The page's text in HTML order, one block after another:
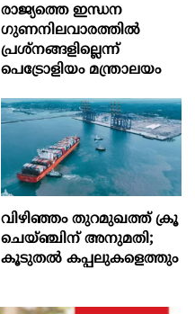
രാജ്യത്തെ ഇന്ധന
ഗുണനിലവാരത്തില്‍
പ്രശ്‌നങ്ങളില്ലെന്ന്
പെട്രോളിയം മന്ത്രാലയം
വിഴിഞ്ഞം തുറമുഖത്ത് ക്രൂ
ചെയ്ഞ്ചിന് അനുമതി;
കൂടുതൽ കപ്പലുകളെത്തും